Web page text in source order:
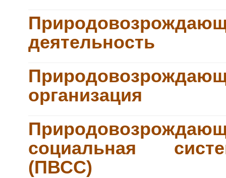
деятельность
организация
социальная
(ПВСС)